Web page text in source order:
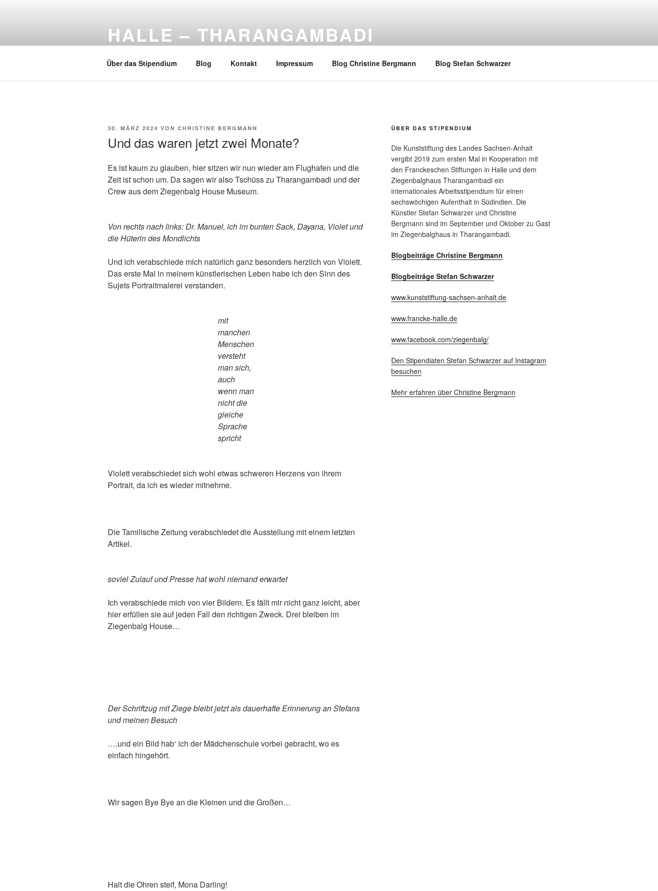
HALLE – THARANGAMBADI
Über das Stipendium Blog Kontakt Impressum Blog Christine Bergmann Blog Stefan Schwarzer
VERÖFFENTLICHT
30. MÄRZ 2024 VON CHRISTINE BERGMANN
Und das waren jetzt zwei Monate?
Es ist kaum zu glauben, hier sitzen wir nun wieder am Flughafen und die
Zeit ist schon um. Da sagen wir also Tschüss zu Tharangambadi und der
Crew aus dem Ziegenbalg House Museum.
Von rechts nach links: Dr. Manuel, ich im bunten Sack, Dayana, Violet und
die Hüterin des Mondlichts
Und ich verabschiede mich natürlich ganz besonders herzlich von Violett.
Das erste Mal in meinem künstlerischen Leben habe ich den Sinn des
Sujets Portraitmalerei verstanden.
mit
manchen
Menschen
versteht
man sich,
auch
wenn man
nicht die
gleiche
Sprache
spricht
Violett verabschiedet sich wohl etwas schweren Herzens von ihrem
Portrait, da ich es wieder mitnehme.
Die Tamilische Zeitung verabschiedet die Ausstellung mit einem letzten
Artikel.
soviel Zulauf und Presse hat wohl niemand erwartet
Ich verabschiede mich von vier Bildern. Es fällt mir nicht ganz leicht, aber
hier erfüllen sie auf jeden Fall den richtigen Zweck. Drei bleiben im
Ziegenbalg House…
Der Schriftzug mit Ziege bleibt jetzt als dauerhafte Erinnerung an Stefans
und meinen Besuch
….und ein Bild hab‘ ich der Mädchenschule vorbei gebracht, wo es
einfach hingehört.
Wir sagen Bye Bye an die Kleinen und die Großen…
Halt die Ohren steif, Mona Darling!
ÜBER DAS STIPENDIUM
Die Kunststiftung des Landes Sachsen-Anhalt
vergibt 2019 zum ersten Mal in Kooperation mit
den Franckeschen Stiftungen in Halle und dem
Ziegenbalghaus Tharangambadi ein
internationales Arbeitsstipendium für einen
sechswöchigen Aufenthalt in Südindien. Die
Künstler Stefan Schwarzer und Christine
Bergmann sind im September und Oktober zu Gast
im Ziegenbalghaus in Tharangambadi.
Blogbeiträge Christine Bergmann
Blogbeiträge Stefan Schwarzer
www.kunststiftung-sachsen-anhalt.de
www.francke-halle.de
www.facebook.com/ziegenbalg/
Den Stipendiaten Stefan Schwarzer auf Instagram
besuchen
Mehr erfahren über Christine Bergmann